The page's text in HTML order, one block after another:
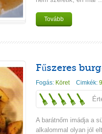
Tovább
Fűszeres
Fogás: Köret Cimkék:
A barátnőm imádja a
alkalommal olyan jól